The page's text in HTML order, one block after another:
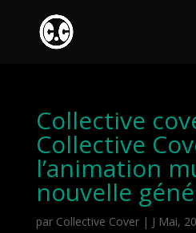
Collective
Collective
l’animation
nouvelle
par Collective Cover| J Mai,